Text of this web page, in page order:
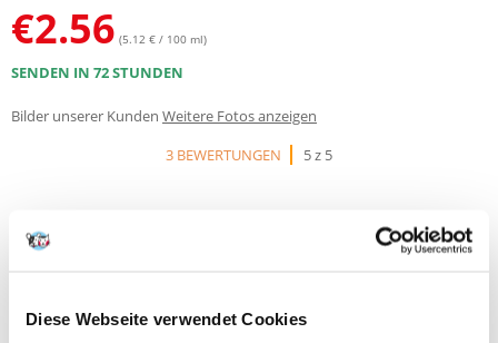
Diese Webseite verwendet Cookies
€2.56 (5.12 € / 100 ml)
SENDEN IN 72 STUNDEN
Bilder unserer Kunden Weitere Fotos anzeigen
3 BEWERTUNGEN
5 z 5
100%